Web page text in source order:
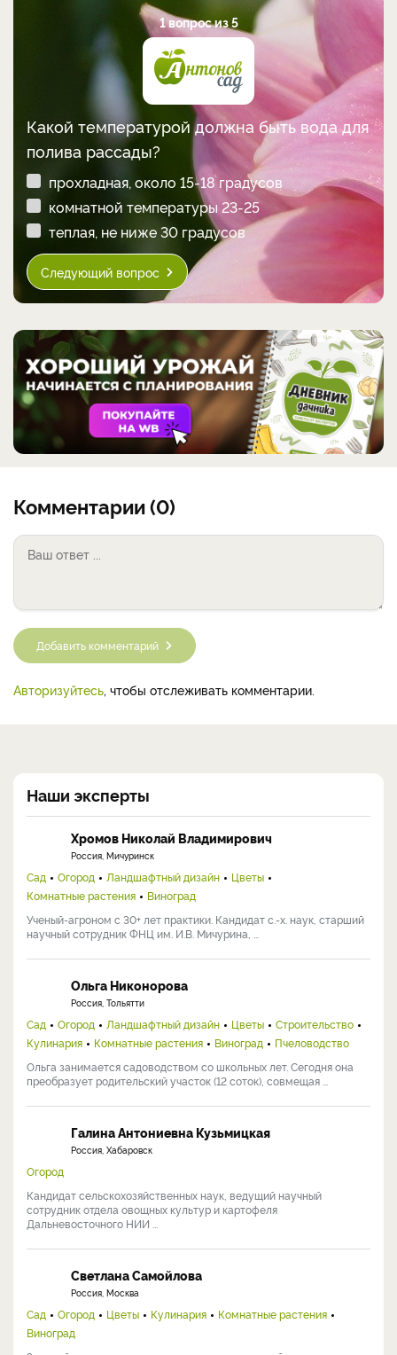
1 вопрос из 5
Какой температурой должна быть вода для
полива рассады?
прохладная, около 15-18 градусов
комнатной температуры 23-25
теплая, не ниже 30 градусов
Следующий вопрос
Комментарии (0)
Добавить комментарий
Авторизуйтесь , чтобы отслеживать комментарии.
Наши эксперты
Хромов Николай Владимирович
Россия, Мичуринск
Сад Огород Ландшафтный дизайн
Цветы
Комнатные растения
Виноград
Ученый-агроном с 30+ лет практики. Кандидат с.-х. наук, старший
научный сотрудник ФНЦ им. И.В. Мичурина, ...
Ольга Никонорова
Россия, Тольятти
Сад Огород Ландшафтный дизайн Цветы
Строительство
Кулинария
Комнатные растения Виноград
Пчеловодство
Ольга занимается садоводством со школьных лет. Сегодня она
преобразует родительский участок (12 соток), совмещая ...
Галина Антониевна Кузьмицкая
Россия, Хабаровск
Огород
Кандидат сельскохозяйственных наук, ведущий научный
сотрудник отдела овощных культур и картофеля
Дальневосточного НИИ ...
Светлана Самойлова
Россия, Москва
Сад Огород Цветы Кулинария
Комнатные растения
Виноград